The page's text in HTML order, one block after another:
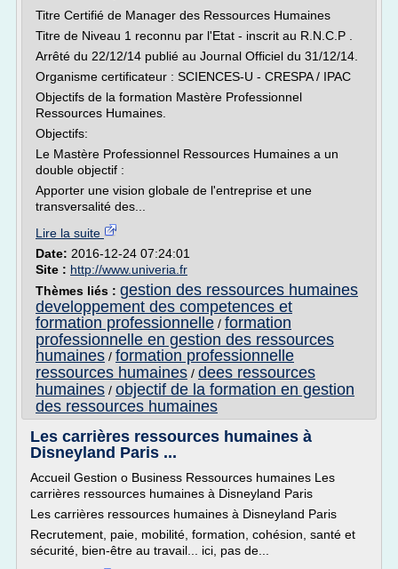
Titre Certifié de Manager des Ressources Humaines
Titre de Niveau 1 reconnu par l'Etat - inscrit au R.N.C.P .
Arrêté du 22/12/14 publié au Journal Officiel du 31/12/14.
Organisme certificateur : SCIENCES-U - CRESPA / IPAC
Objectifs de la formation Mastère Professionnel
Ressources Humaines.
Objectifs:
Le Mastère Professionnel Ressources Humaines a un
double objectif :
Apporter une vision globale de l'entreprise et une
transversalité des...
Lire la suite
Date: 2016-12-24 07:24:01
Site : http://www.univeria.fr
Thèmes liés : gestion des ressources humaines
developpement des competences et
formation professionnelle / formation
professionnelle en gestion des ressources
humaines / formation professionnelle
ressources humaines / dees ressources
humaines / objectif de la formation en gestion
des ressources humaines
Les carrières ressources humaines à
Disneyland Paris ...
Accueil Gestion o Business Ressources humaines Les
carrières ressources humaines à Disneyland Paris
Les carrières ressources humaines à Disneyland Paris
Recrutement, paie, mobilité, formation, cohésion, santé et
sécurité, bien-être au travail... ici, pas de...